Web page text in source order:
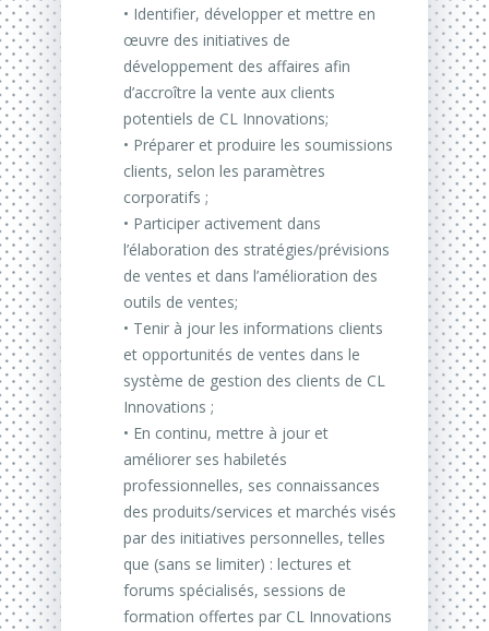
• Identifier, développer et mettre en
œuvre des initiatives de
développement des affaires afin
d’accroître la vente aux clients
potentiels de CL Innovations;
• Préparer et produire les soumissions
clients, selon les paramètres
corporatifs ;
• Participer activement dans
l’élaboration des stratégies/prévisions
de ventes et dans l’amélioration des
outils de ventes;
• Tenir à jour les informations clients
et opportunités de ventes dans le
système de gestion des clients de CL
Innovations ;
• En continu, mettre à jour et
améliorer ses habiletés
professionnelles, ses connaissances
des produits/services et marchés visés
par des initiatives personnelles, telles
que (sans se limiter) : lectures et
forums spécialisés, sessions de
formation offertes par CL Innovations